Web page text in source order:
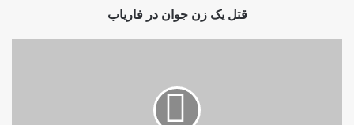
قتل یک زن جوان در فاریاب